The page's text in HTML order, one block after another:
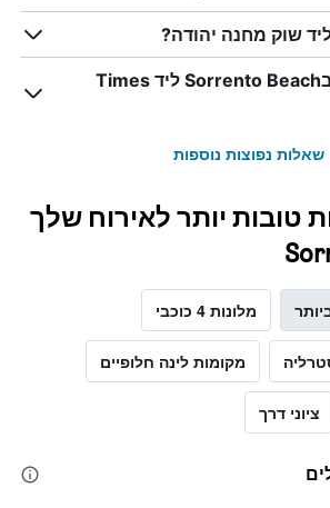
שוק מחנה יהודה?
המלצה למלון טוב בSorrento Beach ליד Times
שאלות נפוצות נוספות
טובות יותר לאירוח שלך
מלונות 4 כוכבי
מקומות לינה חלופיים
ציוני דרך